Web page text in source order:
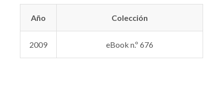
Año Colección
2009 eBook n.º 676